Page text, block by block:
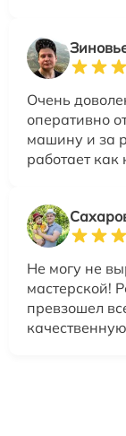
Очень
оперативно
машину и за
работает как
Не могу не
мастерской!
превзошел